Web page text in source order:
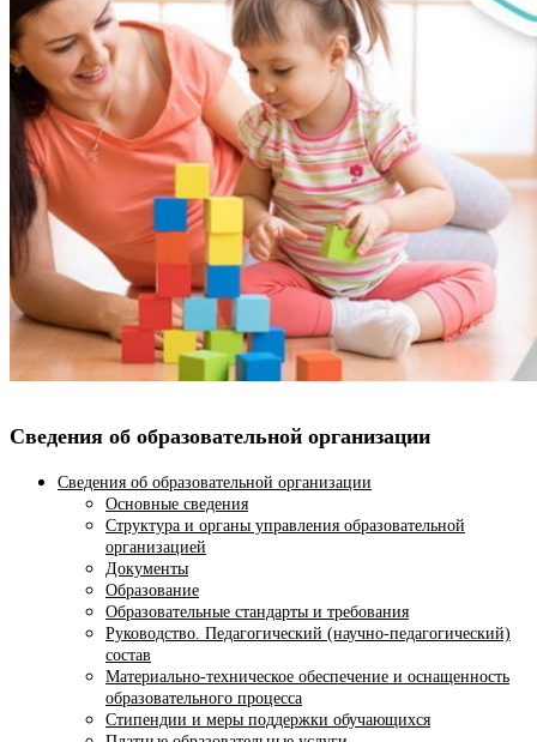
Сведения об образовательной организации
Сведения об образовательной организации
Основные сведения
Структура и органы управления образовательной
организацией
Документы
Образование
Образовательные стандарты и требования
Руководство. Педагогический (научно-педагогический)
состав
Материально-техническое обеспечение и оснащенность
образовательного процесса
Стипендии и меры поддержки обучающихся